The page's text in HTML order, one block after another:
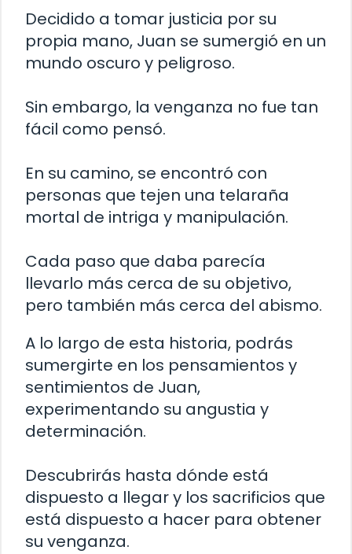
Decidido a tomar justicia por su
propia mano, Juan se sumergió en un
mundo oscuro y peligroso.
Sin embargo, la venganza no fue tan
fácil como pensó.
En su camino, se encontró con
personas que tejen una telaraña
mortal de intriga y manipulación.
Cada paso que daba parecía
llevarlo más cerca de su objetivo,
pero también más cerca del abismo.
A lo largo de esta historia, podrás
sumergirte en los pensamientos y
sentimientos de Juan,
experimentando su angustia y
determinación.
Descubrirás hasta dónde está
dispuesto a llegar y los sacrificios que
está dispuesto a hacer para obtener
su venganza.